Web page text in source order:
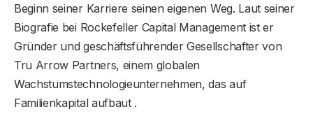
Beginn seiner Karriere seinen eigenen Weg. Laut seiner
Biografie bei Rockefeller Capital Management ist er
Gründer und geschäftsführender Gesellschafter von
Tru Arrow Partners, einem globalen
Wachstumstechnologieunternehmen, das auf
Familienkapital aufbaut .